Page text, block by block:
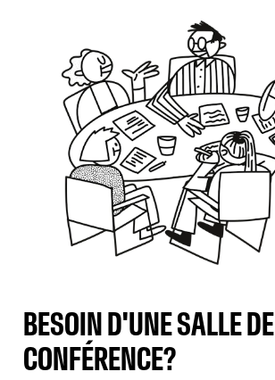
BESOIN D'UNE SALLE DE
CONFÉRENCE?